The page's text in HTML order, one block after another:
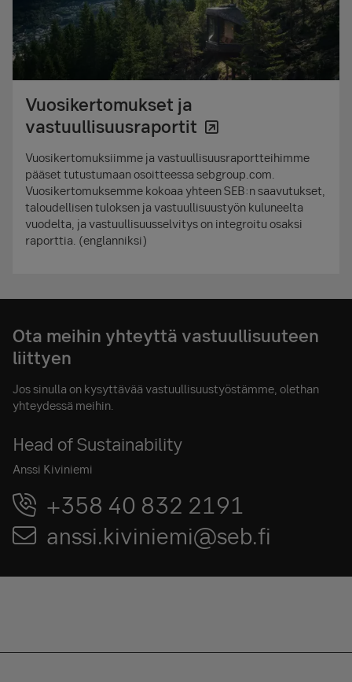
Vuosikertomukset ja
vastuullisuusraportit
Vuosikertomuksiimme ja vastuullisuusraportteihimme
pääset tutustumaan osoitteessa sebgroup.com.
Vuosikertomuksemme kokoaa yhteen SEB:n saavutukset,
taloudellisen tuloksen ja vastuullisuustyön kuluneelta
vuodelta, ja vastuullisuusselvitys on integroitu osaksi
raporttia. (englanniksi)
Ota meihin yhteyttä vastuullisuuteen
liittyen
Jos sinulla on kysyttävää vastuullisuustyöstämme, olethan
yhteydessä meihin.
Head of Sustainability
Anssi Kiviniemi
+358 40 832 2191
anssi.kiviniemi@seb.fi